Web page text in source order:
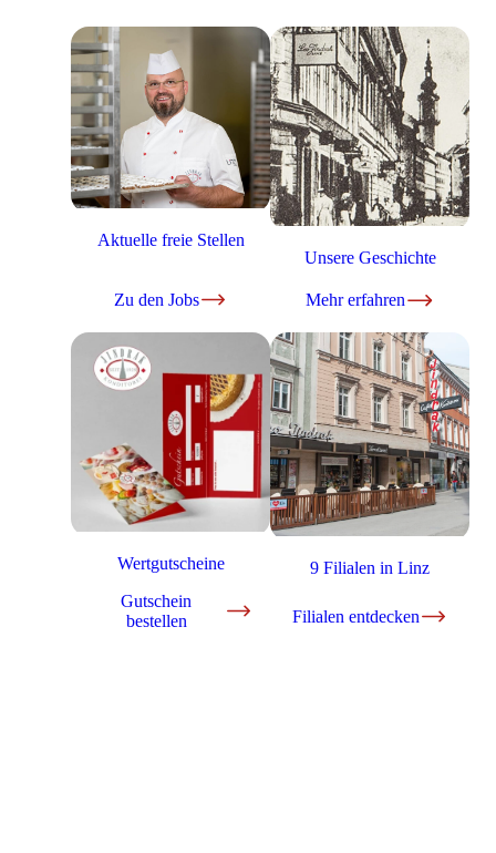
Aktuelle freie Stellen
Zu den Jobs
Unsere Geschichte
Mehr erfahren
Wertgutscheine
Gutschein
bestellen
9 Filialen in Linz
Filialen entdecken